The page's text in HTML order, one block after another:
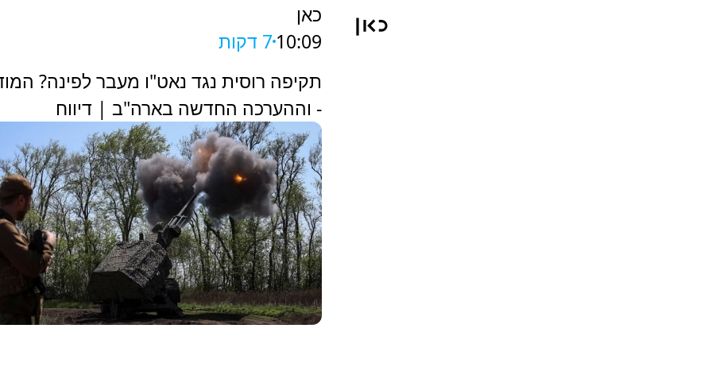
כאן
10:09 7 דקות
תקיפה רוסית נגד נאט"ו מעבר לפינה?
- וההערכה החדשה בארה"ב | דיווח